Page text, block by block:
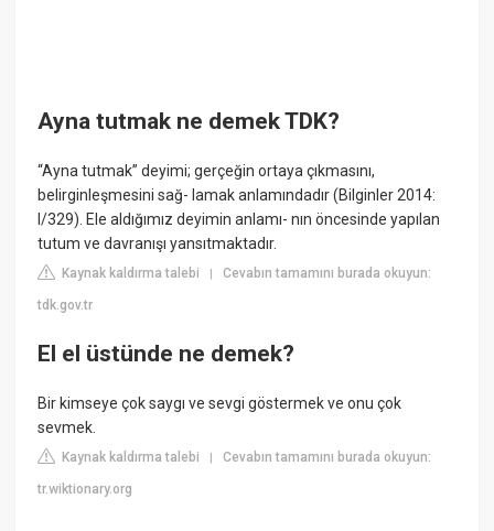
Ayna tutmak ne demek TDK?
“Ayna tutmak” deyimi; gerçeğin ortaya çıkmasını,
belirginleşmesini sağ- lamak anlamındadır (Bilginler 2014:
I/329). Ele aldığımız deyimin anlamı- nın öncesinde yapılan
tutum ve davranışı yansıtmaktadır.
Kaynak kaldırma talebi |Cevabın tamamını burada okuyun:
tdk.gov.tr
El el üstünde ne demek?
Bir kimseye çok saygı ve sevgi göstermek ve onu çok
sevmek.
Kaynak kaldırma talebi |Cevabın tamamını burada okuyun:
tr.wiktionary.org